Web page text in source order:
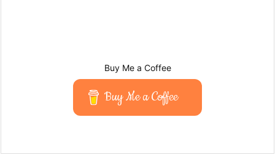
Buy Me a Coffee
Buy Me a Coffee